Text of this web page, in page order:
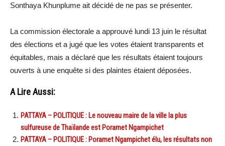
Sonthaya Khunplume ait décidé de ne pas se présenter.
La commission électorale a approuvé lundi 13 juin le résultat
des élections et a jugé que les votes étaient transparents et
équitables, mais a déclaré que les résultats étaient toujours
ouverts à une enquête si des plaintes étaient déposées.
A Lire Aussi:
PATTAYA – POLITIQUE : Le nouveau maire de la ville la plus
sulfureuse de Thaïlande est Poramet Ngampichet
PATTAYA – POLITIQUE : Poramet Ngampichet élu, les résultats non